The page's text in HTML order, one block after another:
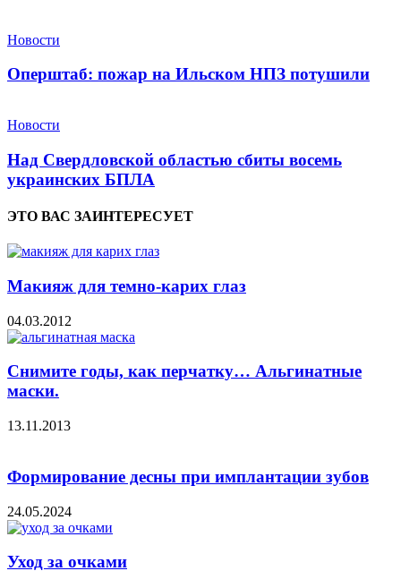
Новости
Оперштаб: пожар на Ильском НПЗ потушили
Новости
Над Свердловской областью сбиты восемь
украинских БПЛА
ЭТО ВАС ЗАИНТЕРЕСУЕТ
Макияж для темно-карих глаз
04.03.2012
Снимите годы, как перчатку… Альгинатные
маски.
13.11.2013
Формирование десны при имплантации зубов
24.05.2024
Уход за очками